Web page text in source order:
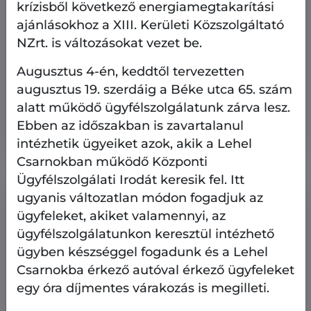
Heti kulturális ajánló Kultúra
Heti kulturális ajánló: Pozsonyi Piknik
2026-ban is
2026.08.6.
krízisből következő energiamegtakarítási
ajánlásokhoz a XIII. Kerületi Közszolgáltató
NZrt. is változásokat vezet be.
Augusztus 4-én, keddtől tervezetten
augusztus 19. szerdáig a Béke utca 65. szám
alatt működő ügyfélszolgálatunk zárva lesz.
Ebben az időszakban is zavartalanul
intézhetik ügyeiket azok, akik a Lehel
Csarnokban működő Központi
Ügyfélszolgálati Irodát keresik fel. Itt
ugyanis változatlan módon fogadjuk az
ügyfeleket, akiket valamennyi, az
ügyfélszolgálatunkon keresztül intézhető
ügyben készséggel fogadunk és a Lehel
Csarnokba érkező autóval érkező ügyfeleket
egy óra díjmentes várakozás is megilleti.